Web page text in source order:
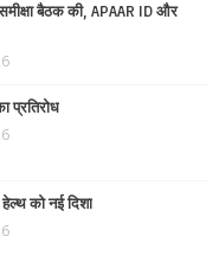
बैठक की, APAAR ID और
प्रतिरोध
को नई दिशा